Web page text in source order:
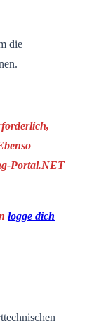
die
Portal.NET
logge dich